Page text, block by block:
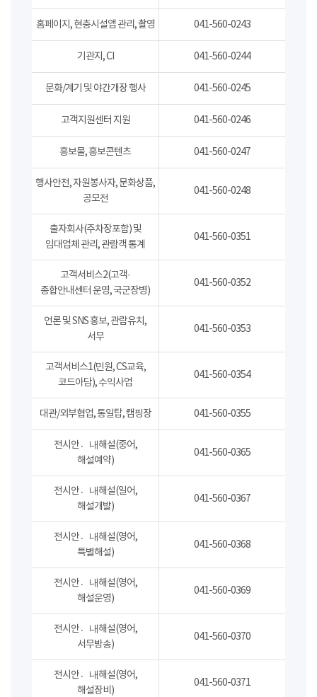
홈페이지, 현충시설앱 관리, 촬영 041-560-0243
기관지, CI 041-560-0244
문화/계기 및 야간개장 행사 041-560-0245
고객지원센터 지원 041-560-0246
홍보물, 홍보콘텐츠 041-560-0247
행사안전, 자원봉사자, 문화상품,
공모전
041-560-0248
출자회사(주차장포함) 및
임대업체 관리, 관람객 통계
041-560-0351
고객서비스2(고객·
종합안내센터 운영, 국군장병)
041-560-0352
언론 및 SNS 홍보, 관람유치,
서무
041-560-0353
고객서비스1(민원, CS교육,
코드아담), 수익사업
041-560-0354
대관/외부협업, 통일탑, 캠핑장 041-560-0355
전시안내〮해설(중어,
해설예약)
041-560-0365
전시안내〮해설(일어,
해설개발)
041-560-0367
전시안내〮해설(영어,
특별해설)
041-560-0368
전시안내〮해설(영어,
해설운영)
041-560-0369
전시안내〮해설(영어,
서무방송)
041-560-0370
전시안내〮해설(영어,
해설장비)
041-560-0371